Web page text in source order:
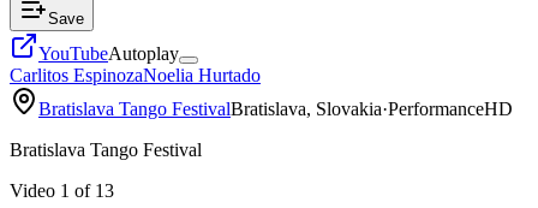
Save
YouTubeAutoplay
Carlitos EspinozaNoelia Hurtado
Bratislava Tango FestivalBratislava, Slovakia·PerformanceHD
Bratislava Tango Festival
Video 1 of 13